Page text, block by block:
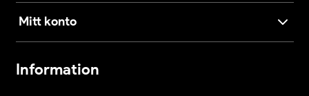
Mitt konto
Information